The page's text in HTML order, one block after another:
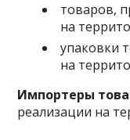
товаров,
на
упаковки
на
Импортеры
реализации на